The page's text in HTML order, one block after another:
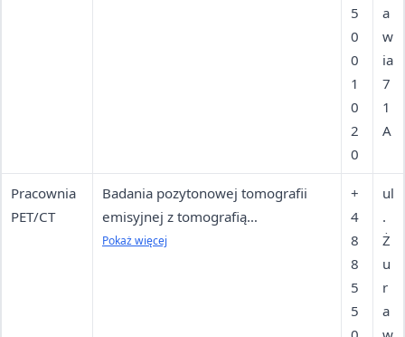
5
0
0
1
0
2
0
a
w
ia
7
1
A
Pracownia
PET/CT
Badania pozytonowej tomografii
emisyjnej z tomografią
komputerową — wykrywanie i
Pokaż więcej
+
4
8
8
5
5
ul
.
Ż
u
r
a